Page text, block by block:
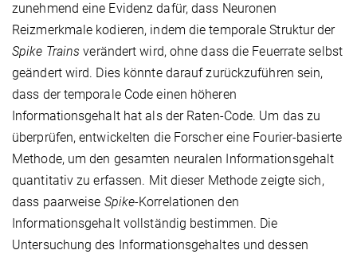
zunehmend eine Evidenz dafür, dass Neuronen
Reizmerkmale kodieren, indem die temporale Struktur der
Spike Trainsverändert wird, ohne dass die Feuerrate selbst
geändert wird. Dies könnte darauf zurückzuführen sein,
dass der temporale Code einen höheren
Informationsgehalt hat als der Raten-Code. Um das zu
überprüfen, entwickelten die Forscher eine Fourier-basierte
Methode, um den gesamten neuralen Informationsgehalt
quantitativ zu erfassen. Mit dieser Methode zeigte sich,
dass paarweise Spike-Korrelationen den
Informationsgehalt vollständig bestimmen. Die
Untersuchung des Informationsgehaltes und dessen